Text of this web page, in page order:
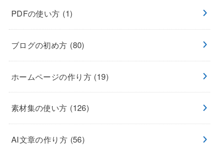
PDFの使い方 (1)
ブログの初め方 (80)
ホームページの作り方 (19)
素材集の使い方 (126)
AI文章の作り方 (56)